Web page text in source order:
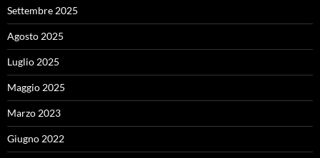
Settembre 2025
Agosto 2025
Luglio 2025
Maggio 2025
Marzo 2023
Giugno 2022